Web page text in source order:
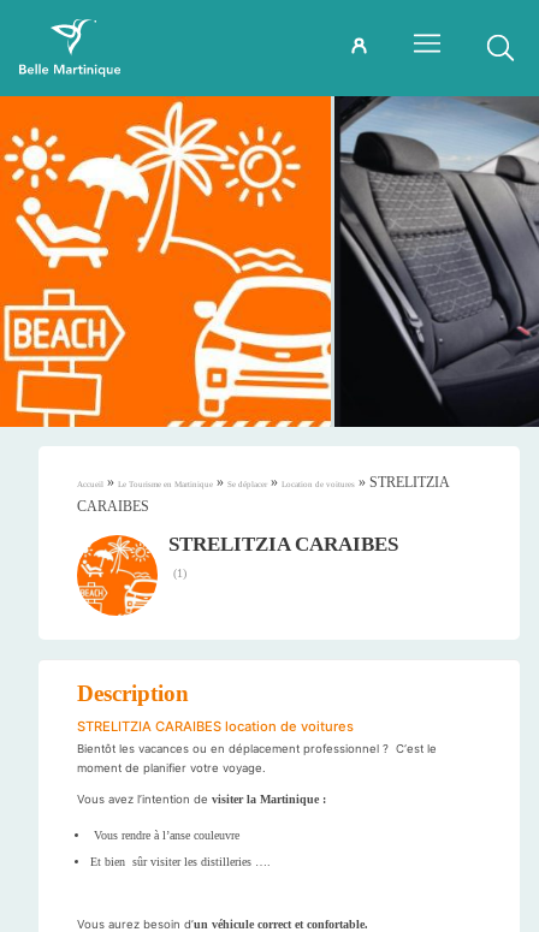
Accueil » Le Tourisme en Martinique » Se déplacer » Location de voitures » STRELITZIA
CARAIBES
STRELITZIA CARAIBES
(1)
Description
STRELITZIA CARAIBES location de voitures
Bientôt les vacances ou en déplacement professionnel ? C‘est le
moment de planifier votre voyage.
Vous avez l’intention de visiter la Martinique :
Vous rendre à l’anse couleuvre
Et bien sûr visiter les distilleries ….
Vous aurez besoin d’un véhicule correct et confortable.